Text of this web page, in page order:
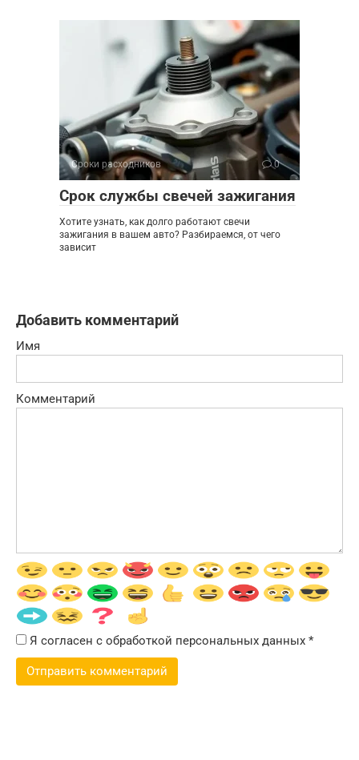
Сроки расходников 0
Срок службы свечей зажигания
Хотите узнать, как долго работают свечи
зажигания в вашем авто? Разбираемся, от чего
зависит
Добавить комментарий
Имя
Комментарий
Я согласен с обработкой персональных данных *